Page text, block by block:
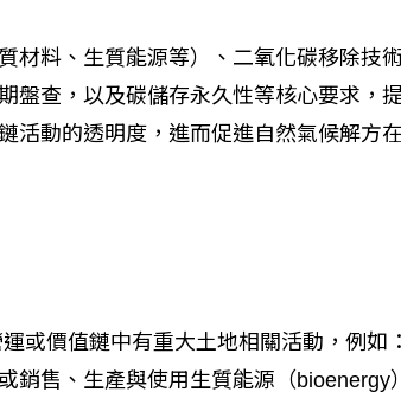
材料、生質能源等）、二氧化碳移除技
盤查，以及碳儲存永久性等核心要求，
活動的透明度，進而促進自然氣候解方
或價值鏈中有重大土地相關活動，例如
銷售、生產與使用生質能源（bioenergy